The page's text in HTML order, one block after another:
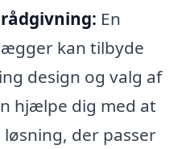
En
kan tilbyde
design og valg af
hjælpe dig med at
der passer